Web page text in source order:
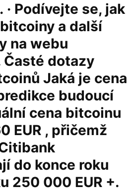
· Podívejte se, jak
a další
na webu
dotazy
Jaká je cena
budoucí
cena bitcoinu
EUR , přičemž
do konce roku
250 000 EUR +.